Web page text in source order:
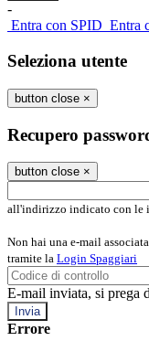
-
Entra con SPID Entra
Seleziona utente
button close ×
Recupero
button close ×
all'indirizzo indicato con le
Non hai una e-mail
tramite la Login Spaggiari
E-mail inviata, si prega
Errore